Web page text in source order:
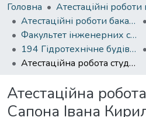
Головна
Атестаційні роботи бакалаврів
Факультет інженерних систем та екології
194 Гідротехнічне будівництво, водна інженерія та водні технології. Водогосподарське будівництво і управління водними ресурсами та системами
Атестаційна робота студента Сапона Івана Кириловича
Атестаційна
Сапона Івана